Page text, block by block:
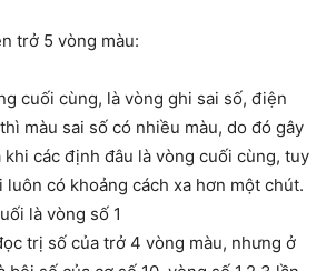
trở 5 vòng màu:
cuối cùng, là vòng ghi sai số, điện
màu sai số có nhiều màu, do đó gây
khi các định đâu là vòng cuối cùng, tuy
luôn có khoảng cách xa hơn một chút.
là vòng số 1
trị số của trở 4 vòng màu, nhưng ở